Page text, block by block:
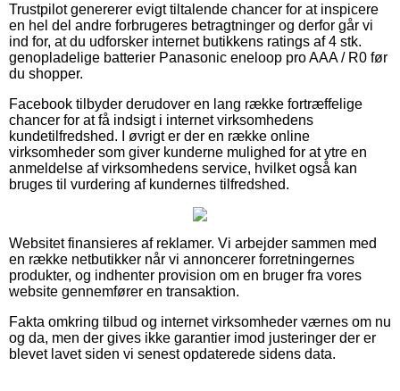
Trustpilot genererer evigt tiltalende chancer for at inspicere
en hel del andre forbrugeres betragtninger og derfor går vi
ind for, at du udforsker internet butikkens ratings af 4 stk.
genopladelige batterier Panasonic eneloop pro AAA / R0 før
du shopper.
Facebook tilbyder derudover en lang række fortræffelige
chancer for at få indsigt i internet virksomhedens
kundetilfredshed. I øvrigt er der en række online
virksomheder som giver kunderne mulighed for at ytre en
anmeldelse af virksomhedens service, hvilket også kan
bruges til vurdering af kundernes tilfredshed.
Websitet finansieres af reklamer. Vi arbejder sammen med
en række netbutikker når vi annoncerer forretningernes
produkter, og indhenter provision om en bruger fra vores
website gennemfører en transaktion.
Fakta omkring tilbud og internet virksomheder værnes om nu
og da, men der gives ikke garantier imod justeringer der er
blevet lavet siden vi senest opdaterede sidens data.